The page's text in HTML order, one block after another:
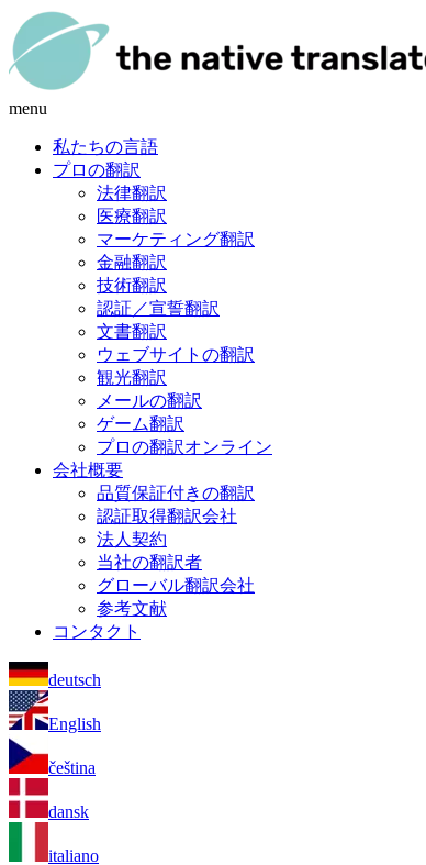
menu
私たちの言語
プロの翻訳
法律翻訳
医療翻訳
マーケティング翻訳
金融翻訳
技術翻訳
認証／宣誓翻訳
文書翻訳
ウェブサイトの翻訳
観光翻訳
メールの翻訳
ゲーム翻訳
プロの翻訳オンライン
会社概要
品質保証付きの翻訳
認証取得翻訳会社
法人契約
当社の翻訳者
グローバル翻訳会社
参考文献
コンタクト
deutsch
English
čeština
dansk
italiano